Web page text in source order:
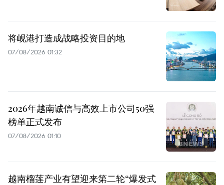
将岘港打造成战略投资目的地
07/08/2026 01:32
2026年越南诚信与高效上市公司50强
榜单正式发布
07/08/2026 01:10
越南榴莲产业有望迎来第二轮“爆发式